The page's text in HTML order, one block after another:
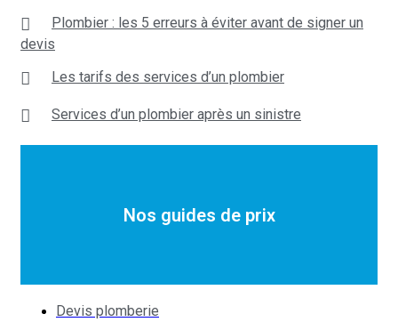
Plombier : les 5 erreurs à éviter avant de signer un
devis
Les tarifs des services d’un plombier
Services d’un plombier après un sinistre
Nos guides de prix
Devis plomberie